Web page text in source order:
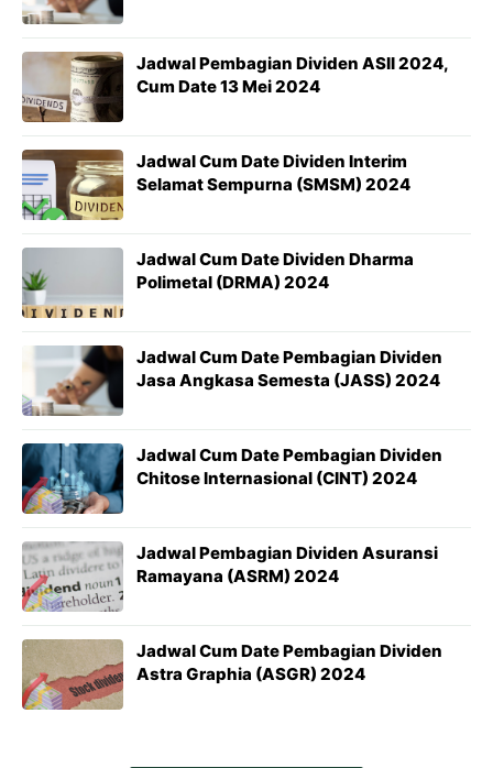
Jadwal Pembagian Dividen ASII 2024,
Cum Date 13 Mei 2024
Jadwal Cum Date Dividen Interim
Selamat Sempurna (SMSM) 2024
Jadwal Cum Date Dividen Dharma
Polimetal (DRMA) 2024
Jadwal Cum Date Pembagian Dividen
Jasa Angkasa Semesta (JASS) 2024
Jadwal Cum Date Pembagian Dividen
Chitose Internasional (CINT) 2024
Jadwal Pembagian Dividen Asuransi
Ramayana (ASRM) 2024
Jadwal Cum Date Pembagian Dividen
Astra Graphia (ASGR) 2024